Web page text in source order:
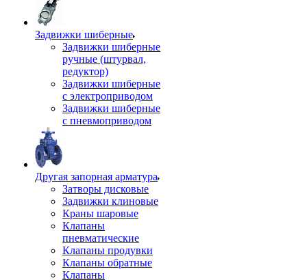
Задвижки шиберные
Задвижки шиберные
ручные (штурвал,
редуктор)
Задвижки шиберные
с электроприводом
Задвижки шиберные
с пневмоприводом
Другая запорная арматура
Затворы дисковые
Задвижки клиновые
Краны шаровые
Клапаны
пневматические
Клапаны продувки
Клапаны обратные
Клапаны